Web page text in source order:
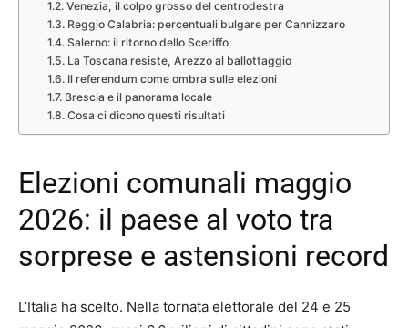
Venezia, il colpo grosso del centrodestra
Reggio Calabria: percentuali bulgare per Cannizzaro
Salerno: il ritorno dello Sceriffo
La Toscana resiste, Arezzo al ballottaggio
Il referendum come ombra sulle elezioni
Brescia e il panorama locale
Cosa ci dicono questi risultati
Elezioni comunali maggio
2026: il paese al voto tra
sorprese e astensioni record
L’Italia ha scelto. Nella tornata elettorale del 24 e 25